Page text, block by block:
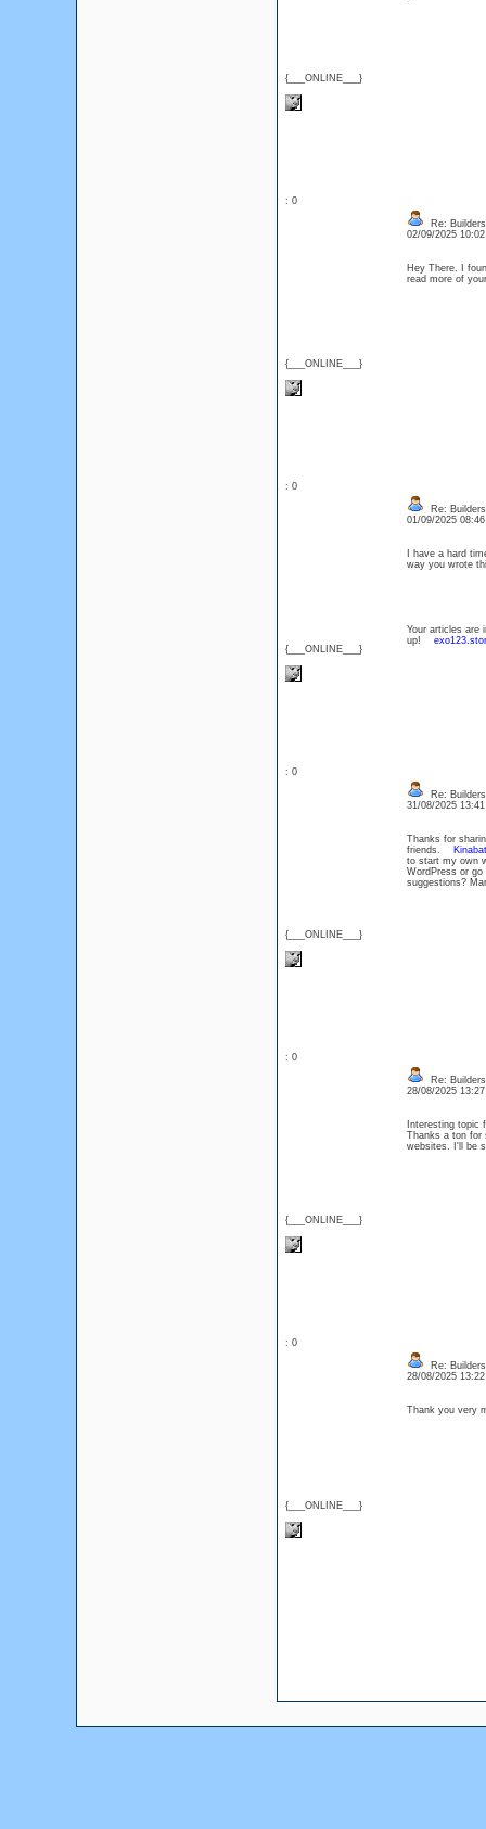
{___ONLINE___}
: 0
{___ONLINE___}
Re:
02/09/2025
Hey There. I
read more of
: 0
{___ONLINE___}
Re:
01/09/2025
I have a hard
way you wrote
Your articles are
up!
: 0
{___ONLINE___}
Re:
31/08/2025
Thanks for
friends.
to start my own
WordPress or
suggestions?
: 0
{___ONLINE___}
Re:
28/08/2025
Interesting topic
Thanks a ton for
websites. I'll be
: 0
{___ONLINE___}
Re:
28/08/2025
Thank you very